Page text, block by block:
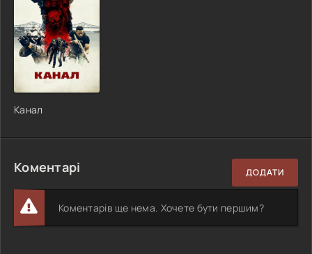
Канал
Коментарі ДОДАТИ
Коментарів ще нема. Хочете бути першим?